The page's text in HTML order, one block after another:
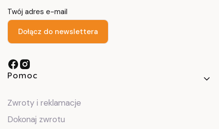
Twój adres e-mail
Dołącz do newslettera
Linki w stopce
Pomoc
Zwroty i reklamacje
Dokonaj zwrotu